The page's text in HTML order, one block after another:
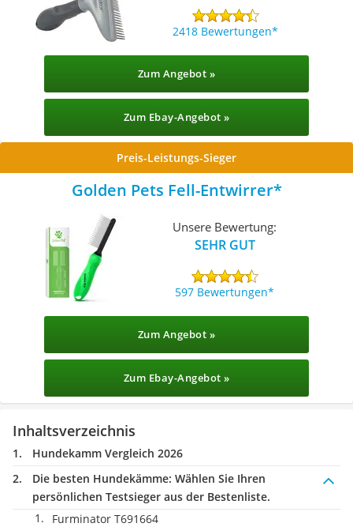
2418 Bewertungen
Zum Angebot »
Zum Ebay-Angebot »
Preis-Leistungs-Sieger
Golden Pets Fell-Entwirrer
Unsere Bewertung:
SEHR GUT
597 Bewertungen
Zum Angebot »
Zum Ebay-Angebot »
Inhaltsverzeichnis
Hundekamm Vergleich 2026
Die besten Hundekämme: Wählen Sie Ihren
persönlichen Testsieger aus der Bestenliste.
Furminator T691664